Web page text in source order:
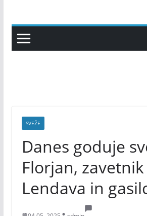
content
SVEŽE
Danes goduje
Florjan,
Lendava in